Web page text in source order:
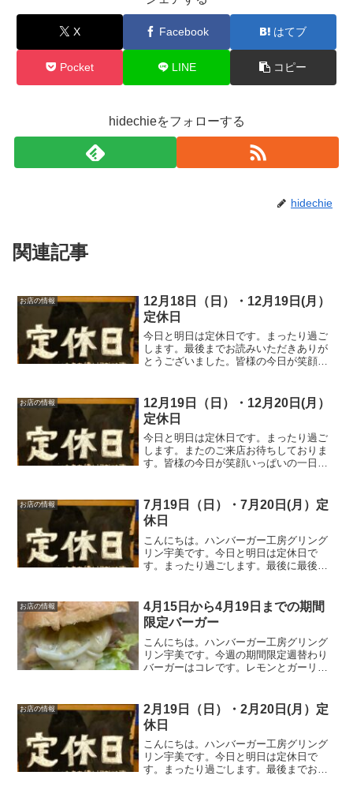
X Facebook はてブ
Pocket LINE コピー
hidechieをフォローする
hidechie
関連記事
お店の情報
12月18日（日）・12月19日(月）
定休日
今日と明日は定休日です。まったり過ご
します。最後までお読みいただきありが
とうございました。皆様の今日が笑顔い
お店の情報
12月19日（日）・12月20日(月）
定休日
今日と明日は定休日です。まったり過ご
します。またのご来店お待ちしておりま
す。皆様の今日が笑顔いっぱいの一日に
お店の情報
7月19日（日）・7月20日(月）定
休日
こんにちは。ハンバーガー工房グリング
リン宇美です。今日と明日は定休日で
す。まったり過ごします。最後に最後ま
になりますように😊いってらっしゃい。
お店の情報
4月15日から4月19日までの期間
限定バーガー
こんにちは。ハンバーガー工房グリング
リン宇美です。今週の期間限定週替わり
バーガーはコレです。レモンとガーリッ
ックと思いきやフレッシュなレモンを使
った爽やかな風味と程...
お店の情報
2月19日（日）・2月20日(月）定
休日
こんにちは。ハンバーガー工房グリング
リン宇美です。今日と明日は定休日で
す。まったり過ごします。最後までお読